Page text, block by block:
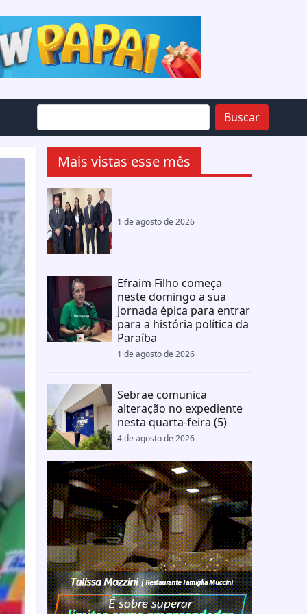
Buscar
Mais vistas esse mês
1 de agosto de 2026
Efraim Filho começa
neste domingo a sua
jornada épica para entrar
para a história política da
Paraíba
1 de agosto de 2026
Sebrae comunica
alteração no expediente
nesta quarta-feira (5)
4 de agosto de 2026